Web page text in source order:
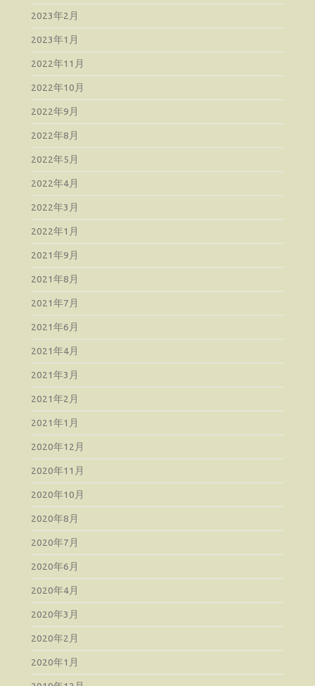
2023年2月
2023年1月
2022年11月
2022年10月
2022年9月
2022年8月
2022年5月
2022年4月
2022年3月
2022年1月
2021年9月
2021年8月
2021年7月
2021年6月
2021年4月
2021年3月
2021年2月
2021年1月
2020年12月
2020年11月
2020年10月
2020年8月
2020年7月
2020年6月
2020年4月
2020年3月
2020年2月
2020年1月